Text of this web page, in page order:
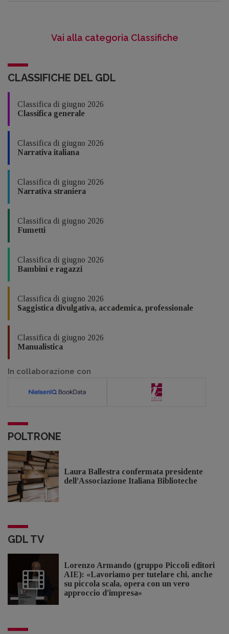
Vai alla categoria Classifiche
CLASSIFICHE DEL GDL
Classifica di giugno 2026
Classifica generale
Classifica di giugno 2026
Narrativa italiana
Classifica di giugno 2026
Narrativa straniera
Classifica di giugno 2026
Fumetti
Classifica di giugno 2026
Bambini e ragazzi
Classifica di giugno 2026
Saggistica divulgativa, accademica, professionale
Classifica di giugno 2026
Manualistica
In collaborazione con
POLTRONE
Laura Ballestra confermata presidente
dell’Associazione Italiana Biblioteche
GDL TV
Lorenzo Armando (gruppo Piccoli editori
AIE): «Lavoriamo per tutelare chi, anche
su piccola scala, opera con un vero
approccio d'impresa»